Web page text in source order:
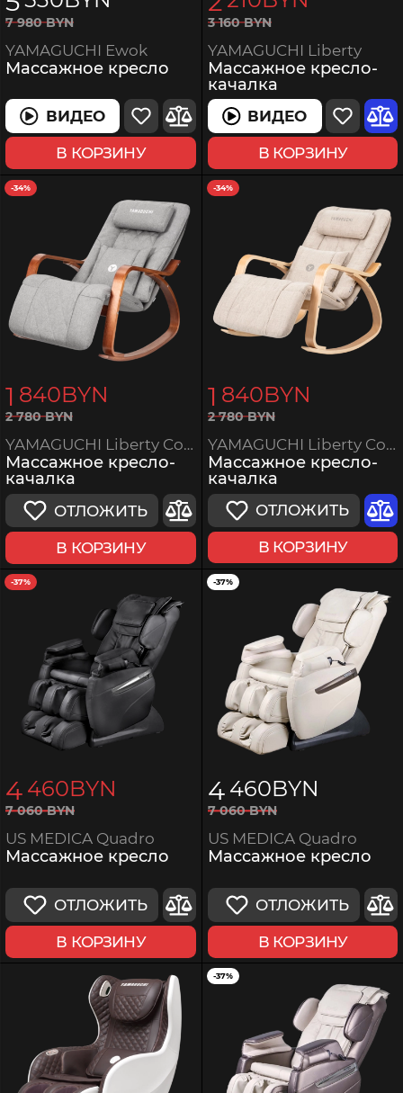
7 980BYN
YAMAGUCHI Ewok
Массажное кресло
ВИДЕО
В КОРЗИНУ
3 160BYN
YAMAGUCHI Liberty
Массажное кресло-
качалка
ВИДЕО
В КОРЗИНУ
-34%
1 840BYN
2 780BYN
YAMAGUCHI Liberty Comfort
Массажное кресло-
качалка
ОТЛОЖИТЬ
В КОРЗИНУ
-34%
1 840BYN
2 780BYN
YAMAGUCHI Liberty Comfort
Массажное кресло-
качалка
ОТЛОЖИТЬ
В КОРЗИНУ
-37%
4 460BYN
7 060BYN
US MEDICA Quadro
Массажное кресло
ОТЛОЖИТЬ
В КОРЗИНУ
-37%
4 460BYN
7 060BYN
US MEDICA Quadro
Массажное кресло
ОТЛОЖИТЬ
В КОРЗИНУ
-37%